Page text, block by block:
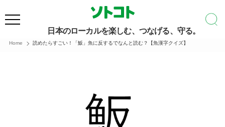
日本のローカルを楽しむ、つなげる、守る。
Home 読めたらすごい！「魬」魚に反するでなんと読む？【魚漢字クイズ】